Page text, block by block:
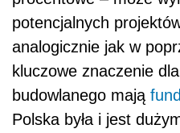
potencjalnych
analogicznie jak w
kluczowe znaczenie
budowlanego mają
Polska była i jest